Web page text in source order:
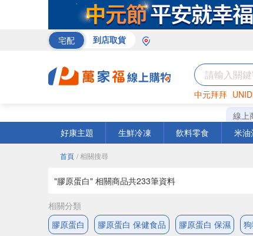
宅配 到店取貨
中元拜拜
罐頭
線上
好康主題
生鮮冷凍 飲料零食 米油
首頁 / 相關搜尋
"膠原蛋白" 相關商品共233筆資料
相關分類
膠原蛋白
膠原蛋白 保健食品 膠原蛋白 保濕